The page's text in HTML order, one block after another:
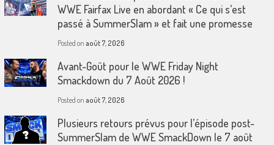
WWE Fairfax Live en abordant « Ce qui s’est
passé à SummerSlam » et fait une promesse
Posted on août 7, 2026
Avant-Goût pour le WWE Friday Night
Smackdown du 7 Août 2026 !
Posted on août 7, 2026
Plusieurs retours prévus pour l’épisode post-
SummerSlam de WWE SmackDown le 7 août